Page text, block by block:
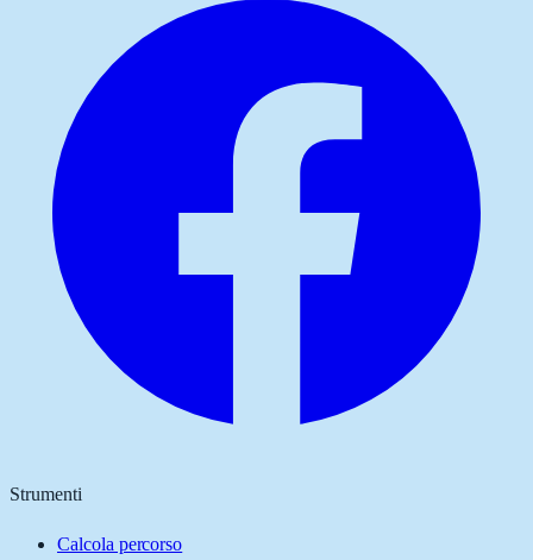
Strumenti
Calcola percorso